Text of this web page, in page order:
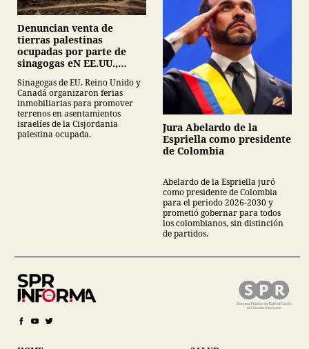
Denuncian venta de
tierras palestinas
ocupadas por parte de
sinagogas eN EE.UU.,
Sinagogas de EU, Reino Unido y
Canadá organizaron ferias
inmobiliarias para promover
terrenos en asentamientos
israelíes de la Cisjordania
palestina ocupada.
Jura Abelardo de la
Espriella como presidente
de Colombia
Abelardo de la Espriella juró
como presidente de Colombia
para el periodo 2026-2030 y
prometió gobernar para todos
los colombianos, sin distinción
de partidos.